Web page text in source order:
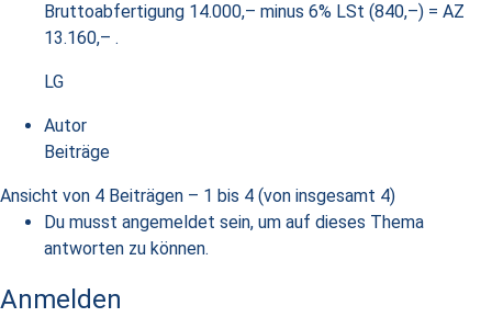
Bruttoabfertigung 14.000,– minus 6% LSt (840,–) = AZ
13.160,– .
LG
Autor
Beiträge
Ansicht von 4 Beiträgen – 1 bis 4 (von insgesamt 4)
Du musst angemeldet sein, um auf dieses Thema
antworten zu können.
Anmelden